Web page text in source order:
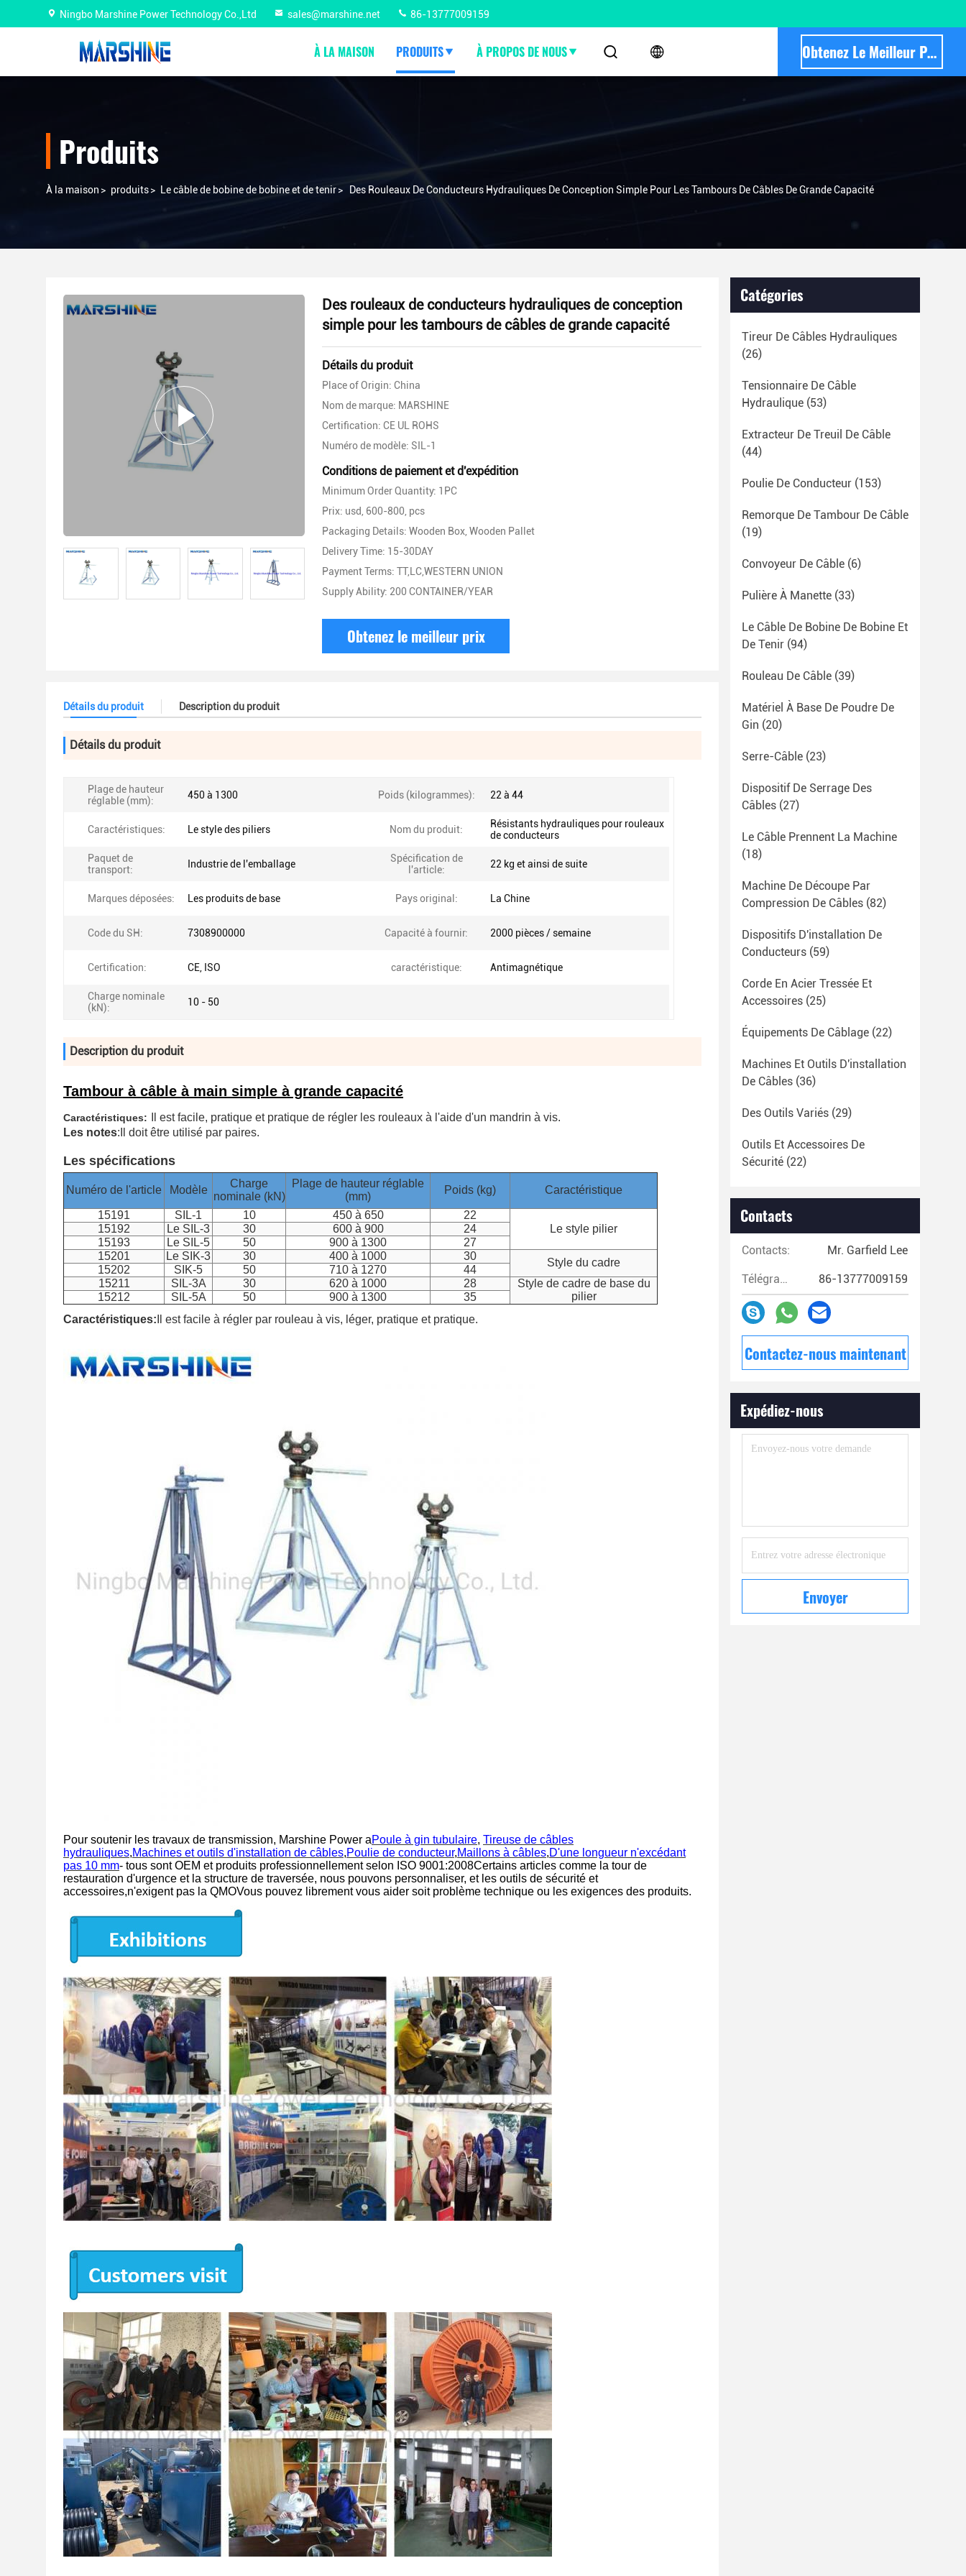
Ningbo Marshine Power Technology Co.,Ltd sales@marshine.net 86-13777009159
À LA MAISON PRODUITS À PROPOS DE NOUS Obtenez Le Meilleur Prix
Produits
À la maison > produits> Le câble de bobine de bobine et de tenir> Des Rouleaux De Conducteurs Hydrauliques De Conception Simple Pour Les Tambours De Câbles De Grande Capacité
Des rouleaux de conducteurs hydrauliques de conception
simple pour les tambours de câbles de grande capacité
Détails du produit
Place of Origin: China
Nom de marque: MARSHINE
Certification: CE UL ROHS
Numéro de modèle: SIL-1
Conditions de paiement et d'expédition
Minimum Order Quantity: 1PC
Prix: usd, 600-800, pcs
Packaging Details: Wooden Box, Wooden Pallet
Delivery Time: 15-30DAY
Payment Terms: TT,LC,WESTERN UNION
Supply Ability: 200 CONTAINER/YEAR
Obtenez le meilleur prix
Détails du produit Description du produit
Détails du produit
Plage de hauteur
réglable (mm):
450 à 1300 Poids (kilogrammes): 22 à 44
Caractéristiques: Le style des piliers Nom du produit:
Résistants hydrauliques pour rouleaux
de conducteurs
Paquet de
transport:
Industrie de l'emballage
Spécification de
l'article:
22 kg et ainsi de suite
Marques déposées: Les produits de base Pays original: La Chine
Code du SH: 7308900000 Capacité à fournir: 2000 pièces / semaine
Certification: CE, ISO caractéristique: Antimagnétique
Charge nominale
(kN):
10 - 50
Description du produit
Tambour à câble à main simple à grande capacité
Caractéristiques:
Il est facile, pratique et pratique de régler les rouleaux à l'aide d'un mandrin à vis.
Les notes: Il doit être utilisé par paires.
Les spécifications
Numéro de l'article Modèle
Charge
nominale (kN)
Plage de hauteur réglable
(mm)
Poids (kg) Caractéristique
15191 SIL-1 10 450 à 650
22
Le style pilier
15192 Le SIL-3 30 600 à 900
24
15193
Le SIL-5 50 900 à 1300
27
15201
Le SIK-3 30 400 à 1000 30
Style du cadre
15202 SIK-5 50 710 à 1270
44
15211
SIL-3A 30 620 à 1000 28
Style de cadre de base du
pilier
15212 SIL-5A 50 900 à 1300
35
Caractéristiques: Il est facile à régler par rouleau à vis, léger, pratique et pratique.
Pour soutenir les travaux de transmission, Marshine Power aPoule à gin tubulaire, Tireuse de câbles
hydrauliques,Machines et outils d'installation de câbles,Poulie de conducteur,Maillons à câbles,D'une longueur n'excédant
pas 10 mm- tous sont OEM et produits professionnellement selon ISO 9001:2008Certains articles comme la tour de
restauration d'urgence et la structure de traversée, nous pouvons personnaliser, et les outils de sécurité et
accessoires,n'exigent pas la QMOVous pouvez librement vous aider soit problème technique ou les exigences des produits.
Catégories
Tireur De Câbles Hydrauliques
(26)
Tensionnaire De Câble
Hydraulique (53)
Extracteur De Treuil De Câble
(44)
Poulie De Conducteur (153)
Remorque De Tambour De Câble
(19)
Convoyeur De Câble (6)
Pulière À Manette (33)
Le Câble De Bobine De Bobine Et
De Tenir (94)
Rouleau De Câble (39)
Matériel À Base De Poudre De
Gin (20)
Serre-Câble (23)
Dispositif De Serrage Des
Câbles (27)
Le Câble Prennent La Machine
(18)
Machine De Découpe Par
Compression De Câbles (82)
Dispositifs D'installation De
Conducteurs (59)
Corde En Acier Tressée Et
Accessoires (25)
Équipements De Câblage (22)
Machines Et Outils D'installation
De Câbles (36)
Des Outils Variés (29)
Outils Et Accessoires De
Sécurité (22)
Contacts
Contacts: Mr. Garfield Lee
Télégramme: 86-13777009159
Contactez-nous maintenant
Expédiez-nous
Envoyer